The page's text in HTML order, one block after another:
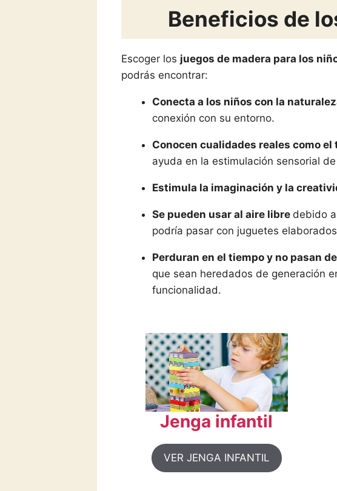
Beneficios de
Escoger los juegos de madera para los
podrás encontrar:
Conecta a los niños con la
conexión con su entorno.
Conocen cualidades reales como el
ayuda en la estimulación sensorial
Estimula la imaginación y la
Se pueden usar al aire libre debido
podría pasar con juguetes
Perduran en el tiempo y no pasan
que sean heredados de generación
funcionalidad.
Jenga infantil
VER JENGA INFANTIL